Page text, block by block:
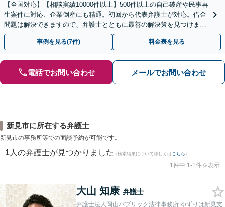
【全国対応】【相談実績10000件以上】500件以上の自己破産や民事再
生案件に対応、企業倒産にも精通。初回から代表弁護士が対応。借金
問題は解決できますので、弁護士とともに最善の解決策を見つけまし
ょう【初回相談無料】【法テラス利用可】
事例を見る(7件) 料金表を見る
電話でお問い合わせ メールでお問い合わせ
新見市に所在する弁護士
新見市の事務所等での面談予約が可能です。
1 人の弁護士が見つかりました (検索結果について詳しくは こちら)
1件中 1-1件を表示
大山 知康 弁護士
弁護士法人岡山パブリック法律事務所 ゆずりは新見支